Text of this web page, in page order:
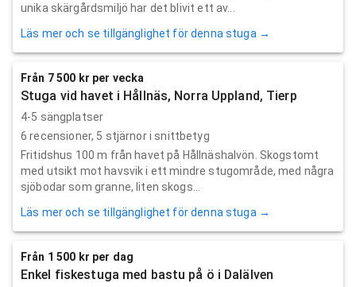
unika skärgårdsmiljö har det blivit ett av...
Läs mer och se tillgänglighet för denna stuga →
Från 7 500 kr per vecka
Stuga vid havet i Hållnäs, Norra Uppland, Tierp
4-5 sängplatser
6 recensioner, 5 stjärnor i snittbetyg
Fritidshus 100 m från havet på Hållnäshalvön. Skogstomt
med utsikt mot havsvik i ett mindre stugområde, med några
sjöbodar som granne, liten skogs...
Läs mer och se tillgänglighet för denna stuga →
Från 1 500 kr per dag
Enkel fiskestuga med bastu på ö i Dalälven